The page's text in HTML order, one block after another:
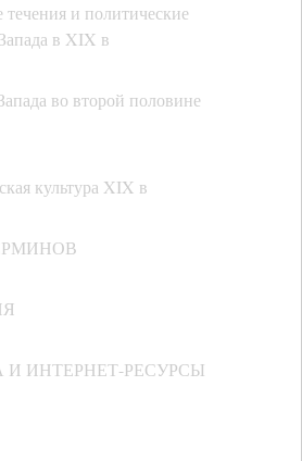
и политические
в XIX в
во второй половине
культура XIX в
И ИНТЕРНЕТ-РЕСУРСЫ